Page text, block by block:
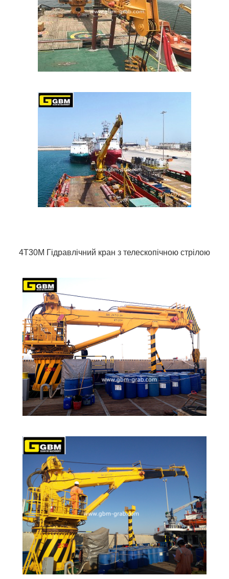
4T30M Гідравлічний кран з телескопічною стрілою